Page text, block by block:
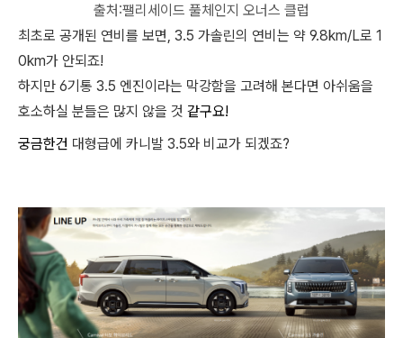
출처:팰리세이드 풀체인지 오너스 클럽
최초로 공개된 연비를 보면, 3.5 가솔린의 연비는 약 9.8km/L로 1
0km가 안되죠!
하지만 6기통 3.5 엔진이라는 막강함을 고려해 본다면 아쉬움을
호소하실 분들은 많지 않을 것 같구요!
궁금한건 대형급에 카니발 3.5와 비교가 되겠죠?